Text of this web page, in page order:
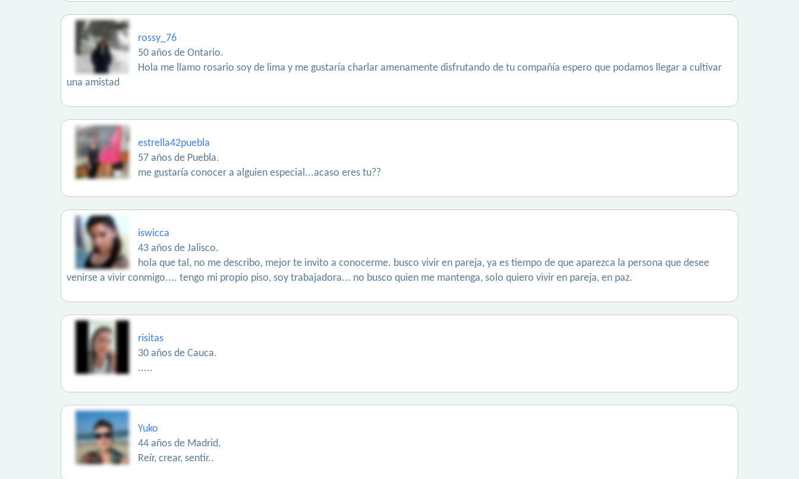
rossy_76
50 años de Ontario.
Hola me llamo rosario soy de lima y me gustaría charlar amenamente disfrutando de tu compañía espero que podamos llegar a cultivar
una amistad
estrella42puebla
57 años de Puebla.
me gustaría conocer a alguien especial...acaso eres tu??
iswicca
43 años de Jalisco.
hola que tal, no me describo, mejor te invito a conocerme. busco vivir en pareja, ya es tiempo de que aparezca la persona que desee
venirse a vivir conmigo.... tengo mi propio piso, soy trabajadora... no busco quien me mantenga, solo quiero vivir en pareja, en paz.
risitas
30 años de Cauca.
.....
Yuko
44 años de Madrid.
Reír, crear, sentir..